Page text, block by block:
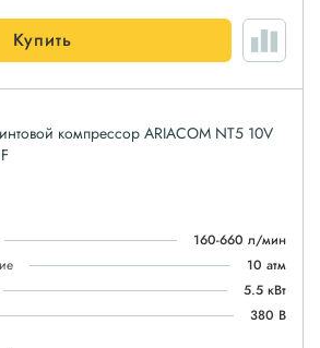
Купить
компрессор ARIACOM NT5 10V
160-660 л/мин
10 атм
5.5 кВт
380 В